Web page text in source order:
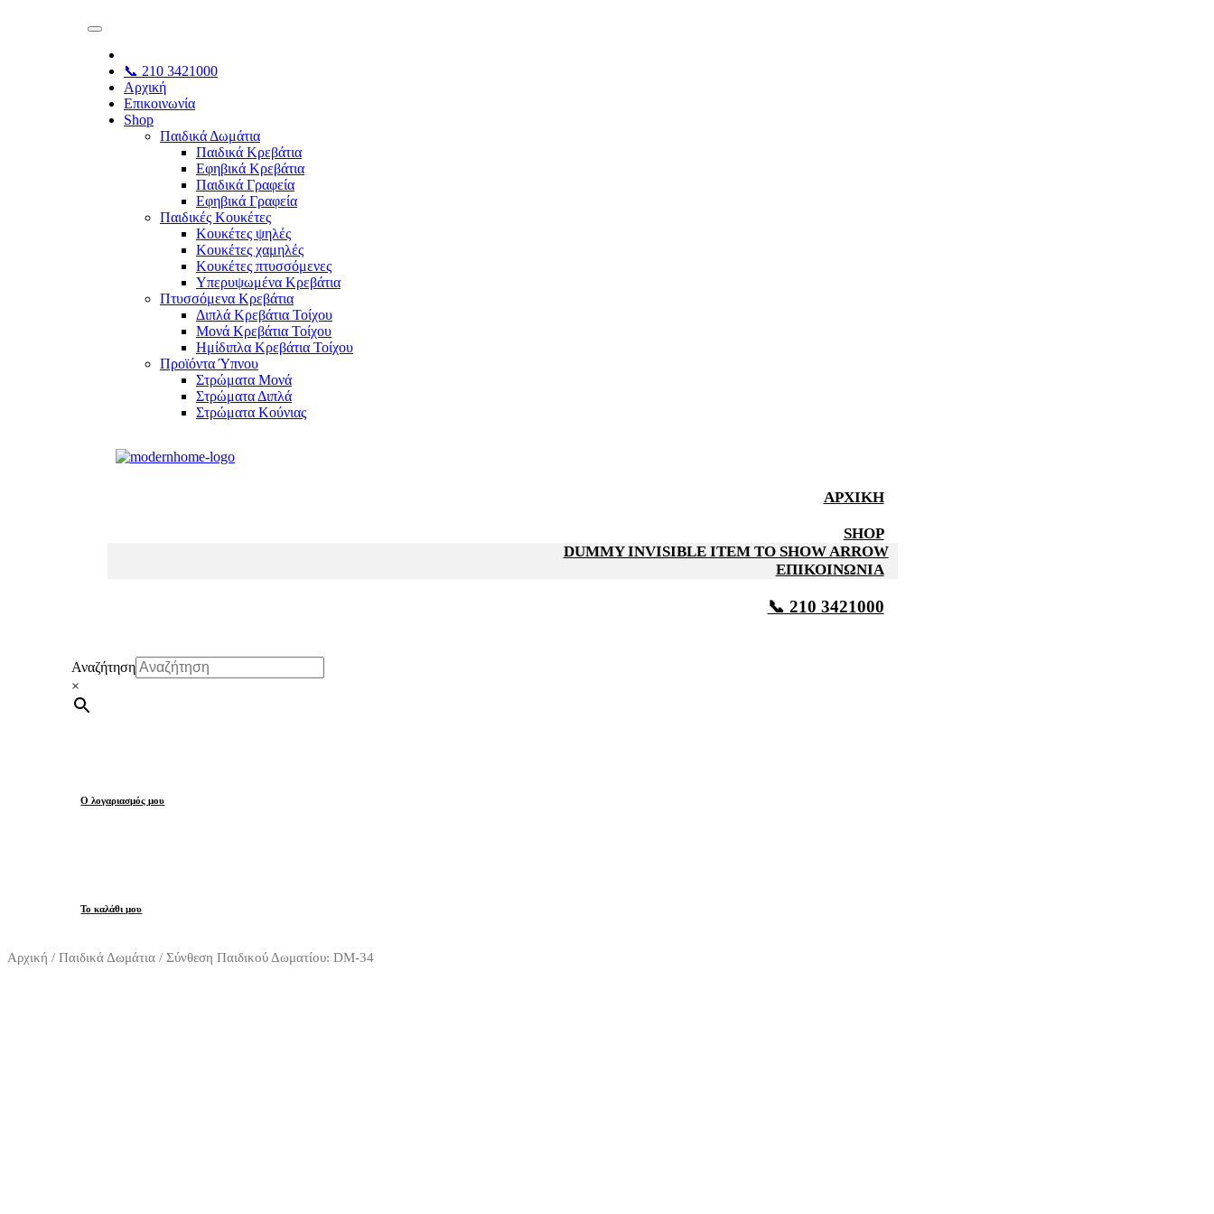
📞 210 3421000
Αρχική
Επικοινωνία
Shop
Παιδικά Δωμάτια
Παιδικά Κρεβάτια
Εφηβικά Κρεβάτια
Παιδικά Γραφεία
Εφηβικά Γραφεία
Παιδικές Κουκέτες
Κουκέτες ψηλές
Κουκέτες χαμηλές
Κουκέτες πτυσσόμενες
Υπερυψωμένα Κρεβάτια
Πτυσσόμενα Κρεβάτια
Διπλά Κρεβάτια Τοίχου
Μονά Κρεβάτια Τοίχου
Ημίδιπλα Κρεβάτια Τοίχου
Προϊόντα Ύπνου
Στρώματα Μονά
Στρώματα Διπλά
Στρώματα Κούνιας
ΑΡΧΙΚΉ
SHOP
DUMMY INVISIBLE ITEM TO SHOW ARROW
ΕΠΙΚΟΙΝΩΝΊΑ
📞 210 3421000
Αναζήτηση
×
Ο λογαριασμός μου
Το καλάθι μου
Αρχική / Παιδικά Δωμάτια / Σύνθεση Παιδικού Δωματίου: DM-34